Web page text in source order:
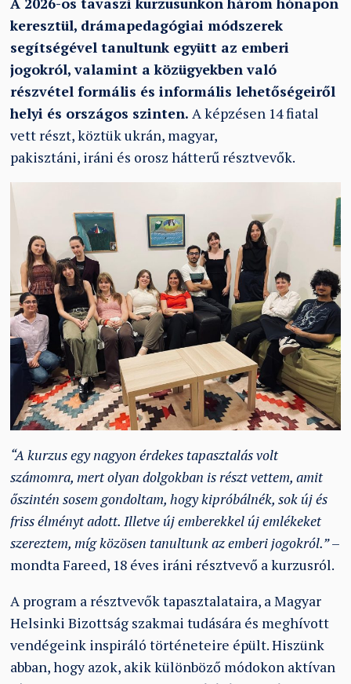
keresztül, drámapedagógiai módszerek
segítségével tanultunk együtt az emberi
jogokról, valamint a közügyekben való
részvétel formális és informális lehetőségeiről
helyi és országos szinten. A képzésen 14 fiatal
vett részt, köztük ukrán, magyar,
pakisztáni, iráni és orosz hátterű résztvevők.
“A kurzus egy nagyon érdekes tapasztalás volt
számomra, mert olyan dolgokban is részt vettem, amit
őszintén sosem gondoltam, hogy kipróbálnék, sok új és
friss élményt adott. Illetve új emberekkel új emlékeket
szereztem, míg közösen tanultunk az emberi jogokról.”–
mondta Fareed, 18 éves iráni résztvevő a kurzusról.
A program a résztvevők tapasztalataira, a Magyar
Helsinki Bizottság szakmai tudására és meghívott
vendégeink inspiráló történeteire épült. Hiszünk
abban, hogy azok, akik különböző módokon aktívan